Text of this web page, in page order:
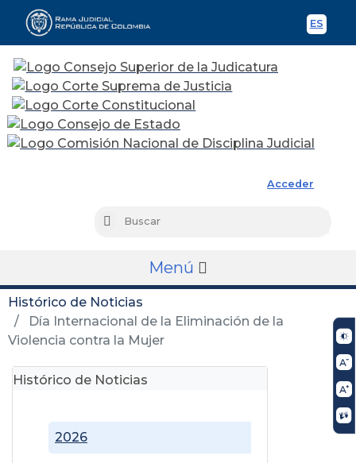
ES
Acceder
Buscar
Menú
Histórico de Noticias
Día Internacional de la Eliminación de la
Violencia contra la Mujer
Histórico de Noticias
2026